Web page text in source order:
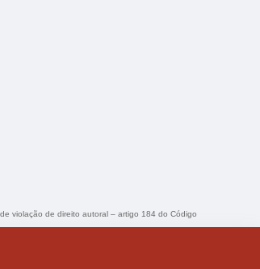
violação de direito autoral – artigo 184 do Código